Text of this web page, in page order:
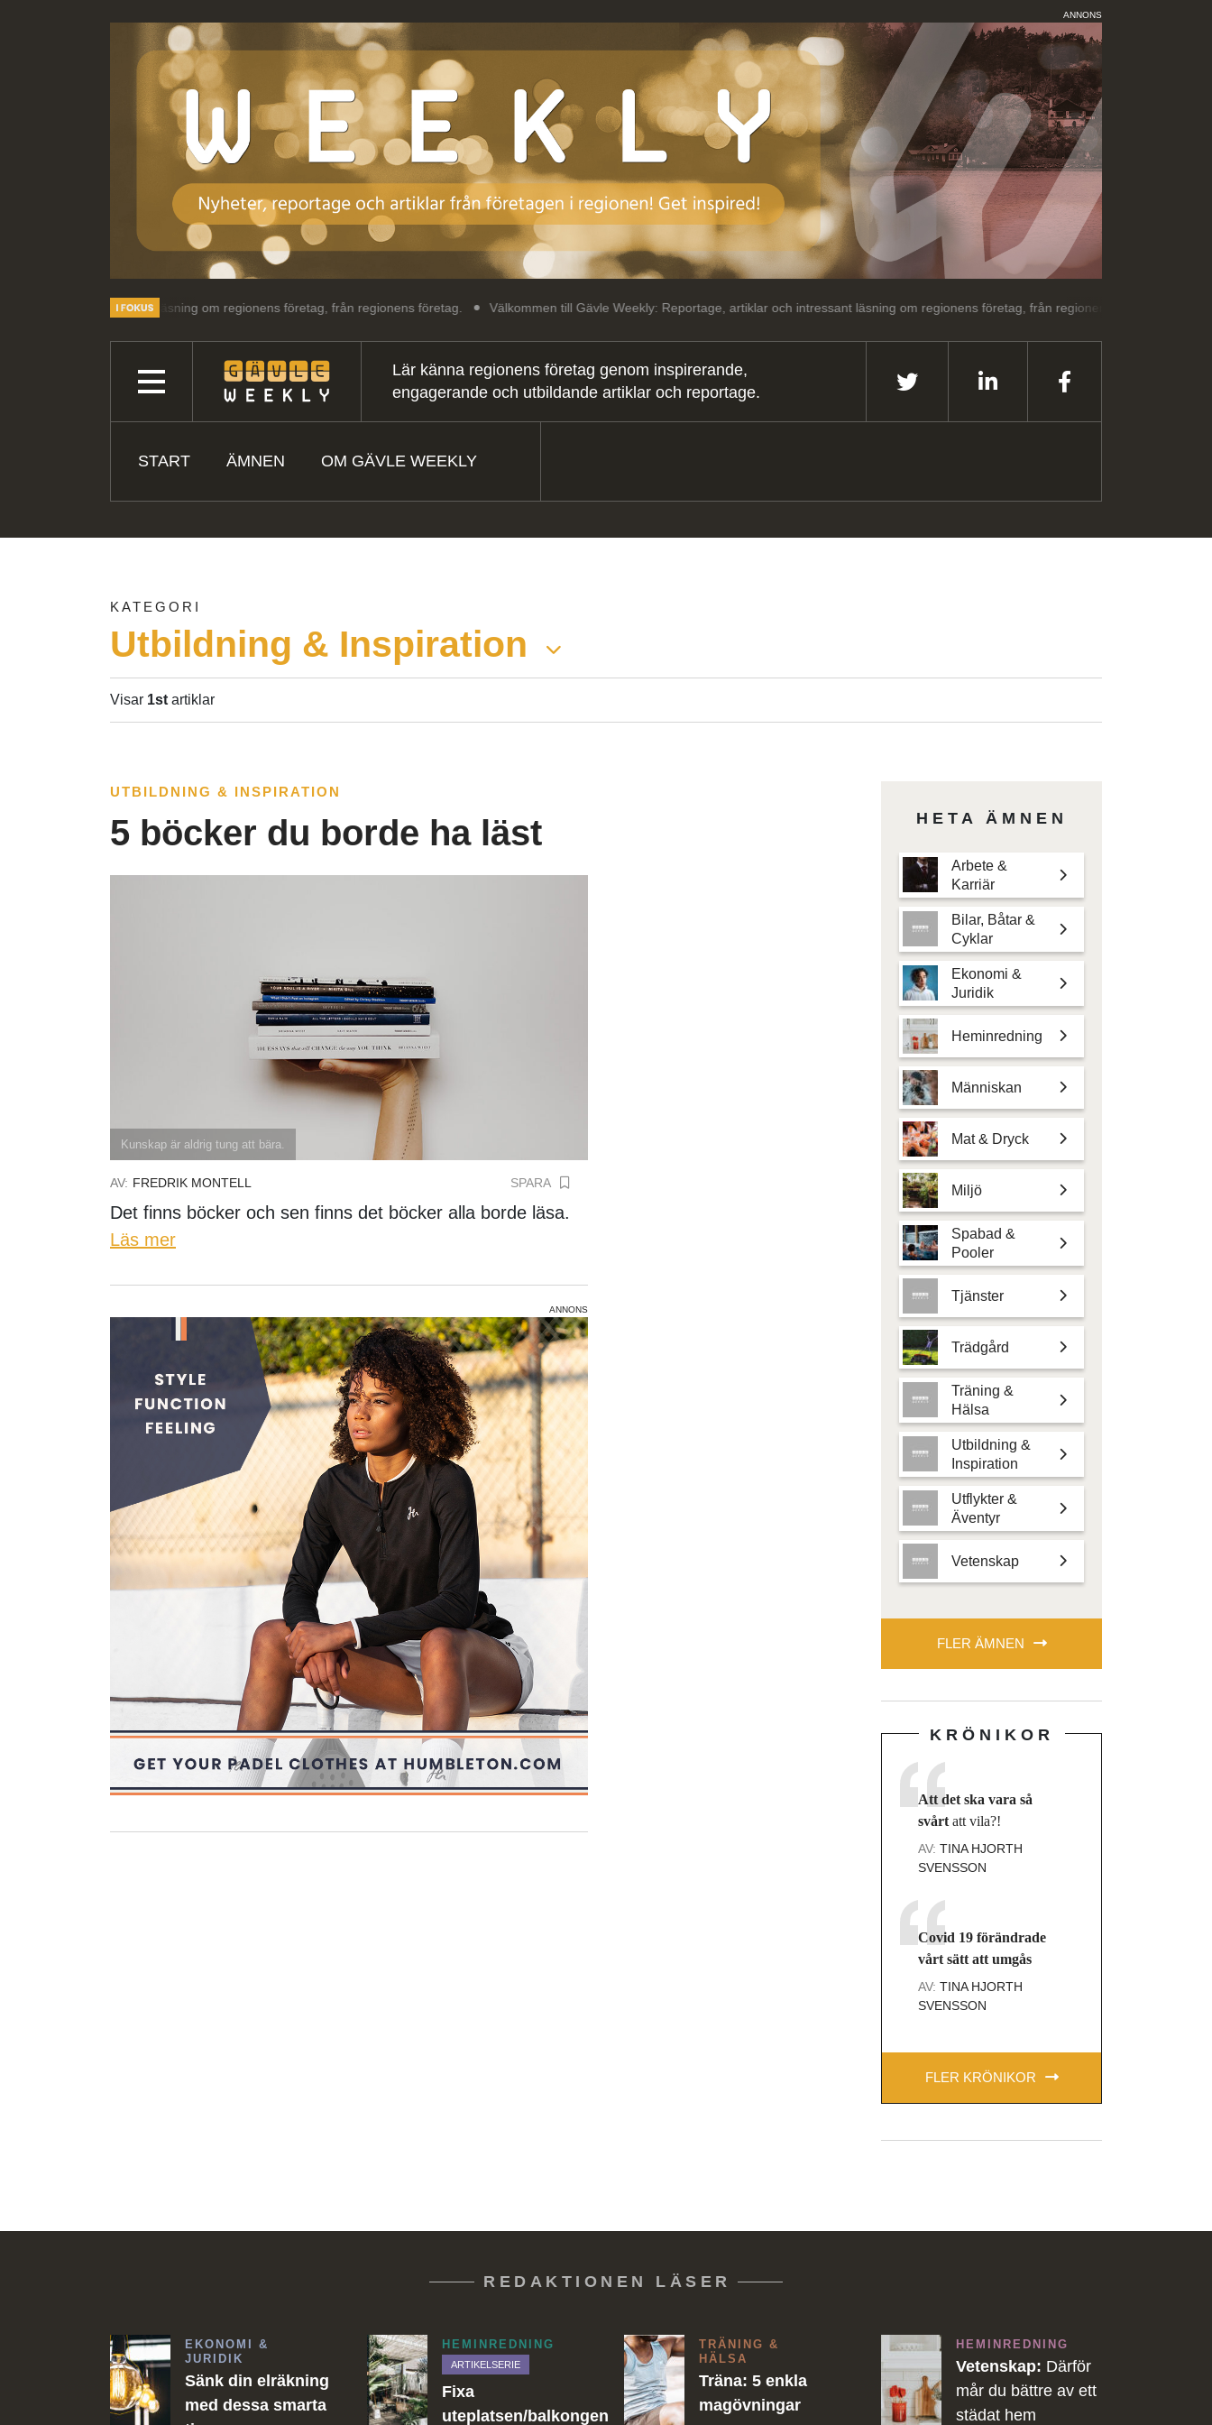
ANNONS
intressant läsning om regionens företag, från regionens företag. Välkommen till Gävle Weekly: Reportage, artiklar och intressant läsning om regionens företag, från regionens företag.
Lär känna regionens företag genom inspirerande,
engagerande och utbildande artiklar och reportage.
START ÄMNEN OM GÄVLE WEEKLY
KATEGORI
Utbildning & Inspiration
Visar 1st artiklar
UTBILDNING & INSPIRATION
5 böcker du borde ha läst
Kunskap är aldrig tung att bära.
AV: FREDRIK MONTELL SPARA
Det finns böcker och sen finns det böcker alla borde läsa.
Läs mer
ANNONS
HETA ÄMNEN
Arbete &
Karriär
Bilar, Båtar &
Cyklar
Ekonomi &
Juridik
Heminredning
Människan
Mat & Dryck
Miljö
Spabad &
Pooler
Tjänster
Trädgård
Träning &
Hälsa
Utbildning &
Inspiration
Utflykter &
Äventyr
Vetenskap
FLER ÄMNEN
KRÖNIKOR
Att det ska vara så
svårt att vila?!
AV: TINA HJORTH
SVENSSON
Covid 19 förändrade
vårt sätt att umgås
AV: TINA HJORTH
SVENSSON
FLER KRÖNIKOR
REDAKTIONEN LÄSER
EKONOMI &
JURIDIK
Sänk din elräkning
med dessa smarta
HEMINREDNING
ARTIKELSERIE
Fixa
uteplatsen/balkongen
TRÄNING &
HÄLSA
Träna: 5 enkla
magövningar
HEMINREDNING
Vetenskap: Därför
mår du bättre av ett
städat hem